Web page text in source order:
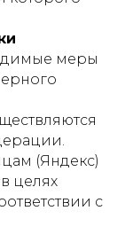
меры
(Яндекс)
целях
с